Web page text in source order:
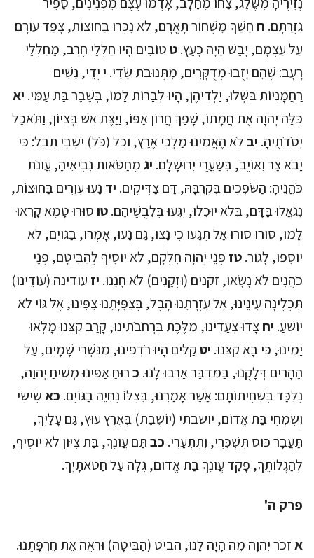
גִּזְרָתָם. ח חָשַׁךְ מִשְּׁחוֹר תָּאֳרָם, לֹא נִכְּרוּ בַּחוּצוֹת, צָפַד עוֹרָם
עַל עַצְמָם, יָבֵשׁ הָיָה כָעֵץ.טטוֹבִים הָיוּ חַלְלֵי חֶרֶב, מֵחַלְלֵי
רָעָב: שֶׁהֵם יָזֻבוּ מְדֻקָּרִים, מִתְּנוּבֹת שָׂדָי. ייְדֵי, נָשִׁים
רַחֲמָנִיּוֹת בִּשְּׁלוּ, יַלְדֵיהֶן, הָיוּ לְבָרוֹת לָמוֹ, בְּשֶׁבֶר בַּת עַמִּי. יא
כִּלָּה יְהוָה אֶת חֲמָתוֹ, שָׁפַךְ חֲרוֹן אַפּוֹ, וַיַּצֶּת אֵשׁ בְּצִיּוֹן, וַתֹּאכַל
יְסֹדֹתֶיהָ. יבלֹא הֶאֱמִינוּ מַלְכֵי אֶרֶץ, וכל (כֹּל) יֹשְׁבֵי תֵבֵל: כִּי
יָבֹא צַר וְאוֹיֵב, בְּשַׁעֲרֵי יְרוּשָׁלִָם. יגמֵחַטֹּאות נְבִיאֶיהָ, עֲו‍ֹנֹת
כֹּהֲנֶיהָ: הַשֹּׁפְכִים בְּקִרְבָּהּ, דַּם צַדִּיקִים. יד נָעוּ עִוְרִים בַּחוּצוֹת,
נְגֹאֲלוּ בַּדָּם, בְּלֹא יוּכְלוּ, יִגְּעוּ בִּלְבֻשֵׁיהֶם.טוסוּרוּ טָמֵא קָרְאוּ
לָמוֹ, סוּרוּ סוּרוּ אַל תִּגָּעוּ כִּי נָצוּ, גַּם נָעוּ, אָמְרוּ, בַּגּוֹיִם, לֹא
יוֹסִפוּ, לָגוּר.טז פְּנֵי יְהוָה חִלְּקָם, לֹא יוֹסִיף לְהַבִּיטָם, פְּנֵי
כֹהֲנִים לֹא נָשָׂאוּ, זקנים (וּזְקֵנִים) לֹא חָנָנוּ. יז עודינה (עוֹדֵינוּ)
תִּכְלֶינָה עֵינֵינוּ, אֶל עֶזְרָתֵנוּ הָבֶל, בְּצִפִּיָּתֵנוּ צִפִּינוּ, אֶל גּוֹי לֹא
יוֹשִׁעַ. יחצָדוּ צְעָדֵינוּ, מִלֶּכֶת בִּרְחֹבֹתֵינוּ, קָרַב קִצֵּנוּ מָלְאוּ
יָמֵינוּ, כִּי בָא קִצֵּנוּ. יטקַלִּים הָיוּ רֹדְפֵינוּ, מִנִּשְׁרֵי שָׁמָיִם, עַל
הֶהָרִים דְּלָקֻנוּ, בַּמִּדְבָּר אָרְבוּ לָנוּ. כרוּחַ אַפֵּינוּ מְשִׁיחַ יְהוָה,
נִלְכַּד בִּשְׁחִיתוֹתָם: אֲשֶׁר אָמַרְנוּ, בְּצִלּוֹ נִחְיֶה בַגּוֹיִם. כאשִׂישִׂי
וְשִׂמְחִי בַּת אֱדוֹם, יושבתי (יוֹשֶׁבֶת) בְּאֶרֶץ עוּץ, גַּם עָלַיִךְ,
תַּעֲבָר כּוֹס תִּשְׁכְּרִי, וְתִתְעָרִי. כבתַּם עֲו‍ֹנֵךְ, בַּת צִיּוֹן לֹא יוֹסִיף,
לְהַגְלוֹתֵךְ, פָּקַד עֲו‍ֹנֵךְ בַּת אֱדוֹם, גִּלָּה עַל חַטֹּאתָיִךְ.
פרק ה'
אזְכֹר יְהוָה מֶה הָיָה לָנוּ, הביט (הַבִּיטָה) וּרְאֵה אֶת חֶרְפָּתֵנוּ.